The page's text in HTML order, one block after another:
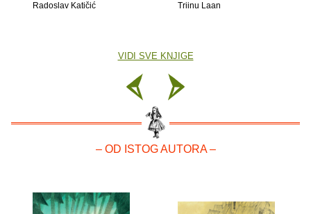
Radoslav Katičić Triinu Laan
VIDI SVE KNJIGE
– OD ISTOG AUTORA –